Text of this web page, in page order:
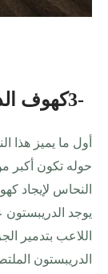
3-كهوف
أول ما يميز هذا
حوله تكون أكبر
النحاس لإيجاد
يوجد
اللاعب بتدمير
الدريبستون